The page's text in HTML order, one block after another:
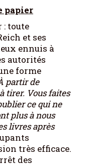
papier
: toute
et ses
ennuis à
autorités
forme
partir de
tirer. Vous faites
ce qui ne
plus à nous
livres après
très efficace.
des